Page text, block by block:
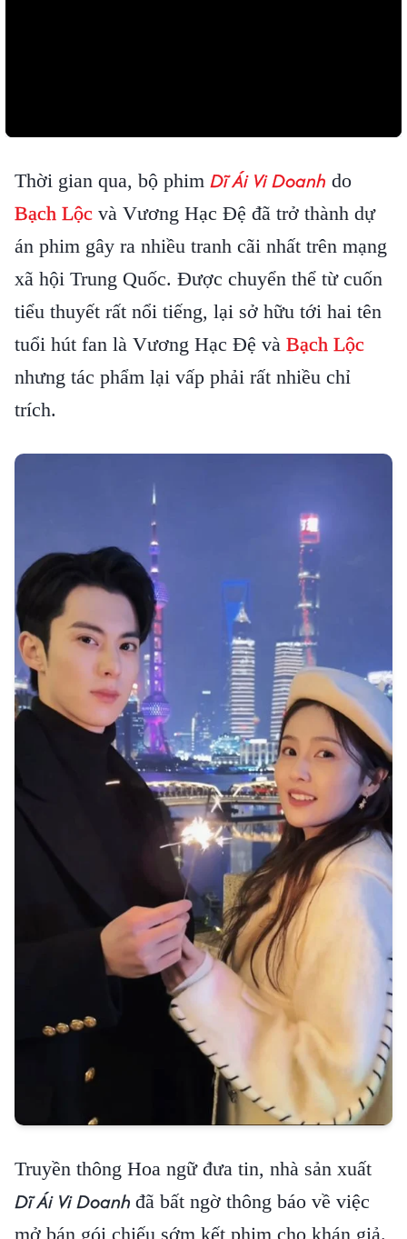
Thời gian qua, bộ phim Dĩ Ái Vi Doanh do
Bạch Lộc và Vương Hạc Đệ đã trở thành dự
án phim gây ra nhiều tranh cãi nhất trên mạng
xã hội Trung Quốc. Được chuyển thể từ cuốn
tiểu thuyết rất nổi tiếng, lại sở hữu tới hai tên
tuổi hút fan là Vương Hạc Đệ và Bạch Lộc
nhưng tác phẩm lại vấp phải rất nhiều chỉ
trích.
Truyền thông Hoa ngữ đưa tin, nhà sản xuất
Dĩ Ái Vi Doanh đã bất ngờ thông báo về việc
mở bán gói chiếu sớm kết phim cho khán giả.